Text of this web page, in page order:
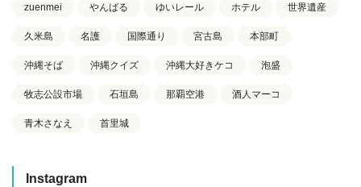
zuenmei やんばる ゆいレール ホテル 世界遺産
久米島 名護 国際通り 宮古島 本部町
沖縄そば 沖縄クイズ 沖縄大好きケコ 泡盛
牧志公設市場 石垣島 那覇空港 酒人マーコ
青木さなえ 首里城
Instagram